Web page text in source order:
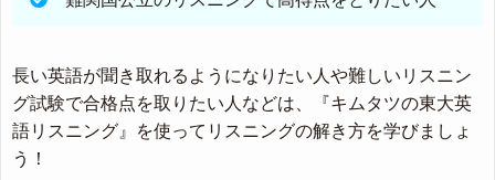
長い英語が聞き取れるようになりたい人や難しいリスニン
グ試験で合格点を取りたい人などは、『キムタツの東大英
語リスニング』を使ってリスニングの解き方を学びましょ
う！